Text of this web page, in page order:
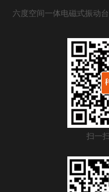
六度空间一体电磁式振动
扫一